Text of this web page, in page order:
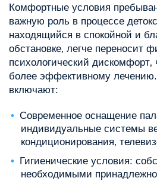
Комфортные условия
важную роль в процессе
находящийся в спокойной и
обстановке‚ легче переносит
психологический дискомфорт‚
более эффективному
включают:
Современное оснащение
индивидуальные системы
кондиционирования‚
Гигиенические условия:
необходимыми